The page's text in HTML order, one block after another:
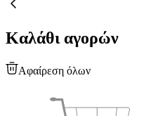
Καλάθι αγορών
Αφαίρεση όλων